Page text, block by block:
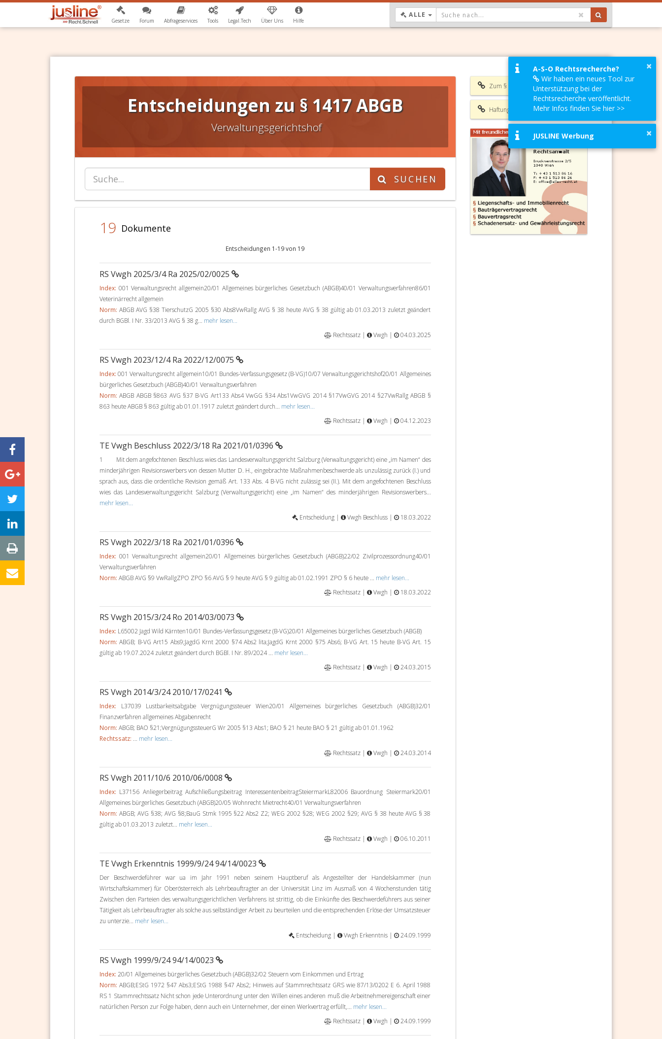
Gesetze Forum Abfrageservices Tools Legal.Tech Über Uns Hilfe
ALLE DROPDOWN: GEWÄHLTER WERT IST ALLE
Entscheidungen zu § 1417 ABGB
Verwaltungsgerichtshof
SUCHEN
19 Dokumente
Entscheidungen 1-19 von 19
RS Vwgh 2025/3/4 Ra 2025/02/0025
Index: 001 Verwaltungsrecht allgemein20/01 Allgemeines bürgerliches Gesetzbuch (ABGB)40/01 Verwaltungsverfahren86/01
Veterinärrecht allgemein
Norm: ABGB AVG §38 TierschutzG 2005 §30 Abs8VwRallg AVG § 38 heute AVG § 38 gültig ab 01.03.2013 zuletzt geändert
durch BGBl. I Nr. 33/2013 AVG § 38 g... mehr lesen...
Rechtssatz |
Vwgh | 04.03.2025
RS Vwgh 2023/12/4 Ra 2022/12/0075
Index: 001 Verwaltungsrecht allgemein10/01 Bundes-Verfassungsgesetz (B-VG)10/07 Verwaltungsgerichtshof20/01 Allgemeines
bürgerliches Gesetzbuch (ABGB)40/01 Verwaltungsverfahren
Norm: ABGB ABGB §863 AVG §37 B-VG Art133 Abs4 VwGG §34 Abs1VwGVG 2014 §17VwGVG 2014 §27VwRallg ABGB §
863 heute ABGB § 863 gültig ab 01.01.1917 zuletzt geändert durch... mehr lesen...
Rechtssatz |
Vwgh | 04.12.2023
TE Vwgh Beschluss 2022/3/18 Ra 2021/01/0396
1 Mit dem angefochtenen Beschluss wies das Landesverwaltungsgericht Salzburg (Verwaltungsgericht) eine „im Namen“ des
minderjährigen Revisionswerbers von dessen Mutter D. H., eingebrachte Maßnahmenbeschwerde als unzulässig zurück (I.) und
sprach aus, dass die ordentliche Revision gemäß Art. 133 Abs. 4 B-VG nicht zulässig sei (II.). Mit dem angefochtenen Beschluss
wies das Landesverwaltungsgericht Salzburg (Verwaltungsgericht) eine „im Namen“ des minderjährigen Revisionswerbers...
mehr lesen...
Entscheidung |
Vwgh Beschluss | 18.03.2022
RS Vwgh 2022/3/18 Ra 2021/01/0396
Index: 001 Verwaltungsrecht allgemein20/01 Allgemeines bürgerliches Gesetzbuch (ABGB)22/02 Zivilprozessordnung40/01
Verwaltungsverfahren
Norm: ABGB AVG §9 VwRallgZPO ZPO §6 AVG § 9 heute AVG § 9 gültig ab 01.02.1991 ZPO § 6 heute ... mehr lesen...
Rechtssatz |
Vwgh | 18.03.2022
RS Vwgh 2015/3/24 Ro 2014/03/0073
Index: L65002 Jagd Wild Kärnten10/01 Bundes-Verfassungsgesetz (B-VG)20/01 Allgemeines bürgerliches Gesetzbuch (ABGB)
Norm: ABGB; B-VG Art15 Abs9;JagdG Krnt 2000 §74 Abs2 lita;JagdG Krnt 2000 §75 Abs6; B-VG Art. 15 heute B-VG Art. 15
gültig ab 19.07.2024 zuletzt geändert durch BGBl. I Nr. 89/2024 ... mehr lesen...
Rechtssatz |
Vwgh | 24.03.2015
RS Vwgh 2014/3/24 2010/17/0241
Index: L37039 Lustbarkeitsabgabe Vergnügungssteuer Wien20/01 Allgemeines bürgerliches Gesetzbuch (ABGB)32/01
Finanzverfahren allgemeines Abgabenrecht
Norm: ABGB; BAO §21;VergnügungssteuerG Wr 2005 §13 Abs1; BAO § 21 heute BAO § 21 gültig ab 01.01.1962
Rechtssatz:
mehr lesen...
Rechtssatz |
Vwgh | 24.03.2014
RS Vwgh 2011/10/6 2010/06/0008
Index: L37156 Anliegerbeitrag Aufschließungsbeitrag InteressentenbeitragSteiermarkL82006 Bauordnung Steiermark20/01
Allgemeines bürgerliches Gesetzbuch (ABGB)20/05 Wohnrecht Mietrecht40/01 Verwaltungsverfahren
Norm: ABGB; AVG §38; AVG §8;BauG Stmk 1995 §22 Abs2 Z2; WEG 2002 §28; WEG 2002 §29; AVG § 38 heute AVG § 38
gültig ab 01.03.2013 zuletzt... mehr lesen...
Rechtssatz |
Vwgh | 06.10.2011
TE Vwgh Erkenntnis 1999/9/24 94/14/0023
Der Beschwerdeführer war ua im Jahr 1991 neben seinem Hauptberuf als Angestellter der Handelskammer (nun
Wirtschaftskammer) für Oberösterreich als Lehrbeauftragter an der Universität Linz im Ausmaß von 4 Wochenstunden tätig
Zwischen den Parteien des verwaltungsgerichtlichen Verfahrens ist strittig, ob die Einkünfte des Beschwerdeführers aus seiner
Tätigkeit als Lehrbeauftragter als solche aus selbständiger Arbeit zu beurteilen und die entsprechenden Erlöse der Umsatzsteuer
zu unterzie... mehr lesen...
Entscheidung |
Vwgh Erkenntnis | 24.09.1999
RS Vwgh 1999/9/24 94/14/0023
Index: 20/01 Allgemeines bürgerliches Gesetzbuch (ABGB)32/02 Steuern vom Einkommen und Ertrag
Norm: ABGB;EStG 1972 §47 Abs3;EStG 1988 §47 Abs2; Hinweis auf Stammrechtssatz GRS wie 87/13/0202 E 6. April 1988
RS 1 Stammrechtssatz Nicht schon jede Unterordnung unter den Willen eines anderen muß die Arbeitnehmereigenschaft einer
natürlichen Person zur Folge haben, denn auch ein Unternehmer, der einen Werkvertrag erfüllt,... mehr lesen...
Rechtssatz |
Vwgh | 24.09.1999
Zum § 1417 ABGB
Haftungsausschluss
×
A-S-O Rechtsrecherche?
Wir haben ein neues Tool zur
Unterstützung bei der
Rechtsrecherche veröffentlicht.
Mehr Infos finden Sie hier >>
×
JUSLINE Werbung